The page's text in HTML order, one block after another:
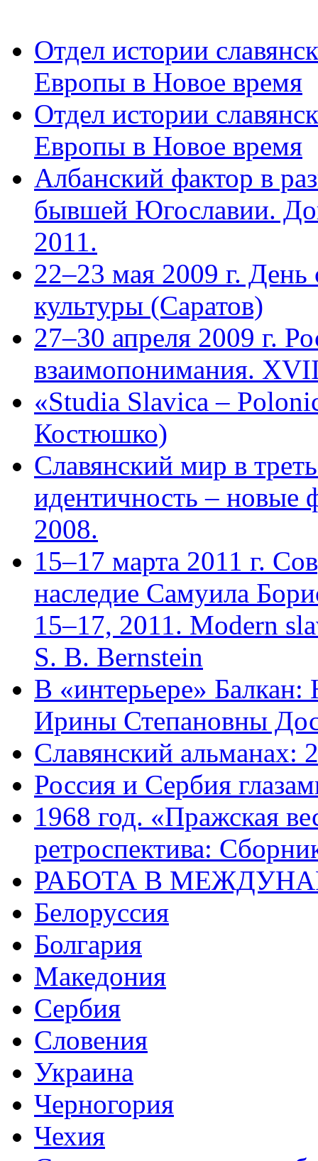
Отдел истории
Европы в Новое время
Отдел истории
Европы в Новое время
Албанский фактор в
бывшей Югославии.
2011.
22–23 мая 2009 г. День
культуры (Саратов)
27–30 апреля 2009 г.
взаимопонимания.
«Studia Slavica –
Костюшко)
Славянский мир в
идентичность – новые
2008.
15–17 марта 2011 г.
наследие Самуила
15–17, 2011. Modern
S. B. Bernstein
В «интерьере»
Ирины Степановны
Славянский альманах:
Россия и Сербия
1968 год. «Пражская
ретроспектива:
РАБОТА В
Белоруссия
Болгария
Македония
Сербия
Словения
Украина
Черногория
Чехия